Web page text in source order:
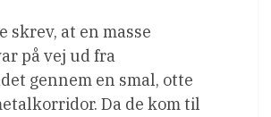
skrev, at en masse
på vej ud fra
gennem en smal, otte
Da de kom til